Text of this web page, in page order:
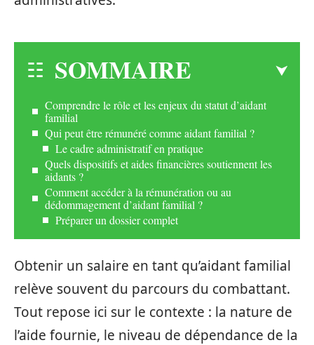
SOMMAIRE
Comprendre le rôle et les enjeux du statut d’aidant
familial
Qui peut être rémunéré comme aidant familial ?
Le cadre administratif en pratique
Quels dispositifs et aides financières soutiennent les
aidants ?
Comment accéder à la rémunération ou au
dédommagement d’aidant familial ?
Préparer un dossier complet
Obtenir un salaire en tant qu’aidant familial
relève souvent du parcours du combattant.
Tout repose ici sur le contexte : la nature de
l’aide fournie, le niveau de dépendance de la